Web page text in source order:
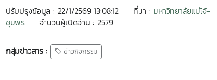
ปรับปรุงข้อมูล : 22/1/2569 13:08:12 ที่มา : มหาวิทยาลัยแม่โจ้-
ชุมพร
จำนวนผู้เปิดอ่าน : 2579
กลุ่มข่าวสาร : ข่าวกิจกรรม